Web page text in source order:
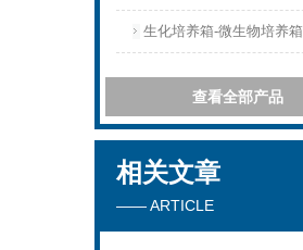
生化培养箱-微生物培养箱
查看全部产品
相关文章
—— ARTICLE